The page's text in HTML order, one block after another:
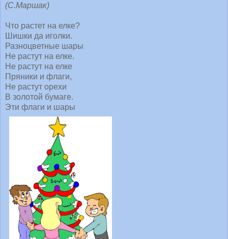
(С.Маршак)
Что растет на елке?
Шишки да иголки.
Разноцветные шары
Не растут на елке.
Не растут на елке
Пряники и флаги,
Не растут орехи
В золотой бумаге.
Эти флаги и шары